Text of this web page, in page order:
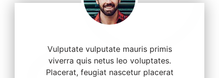
Vulputate vulputate mauris primis
viverra quis netus leo voluptates.
Placerat, feugiat nascetur placerat